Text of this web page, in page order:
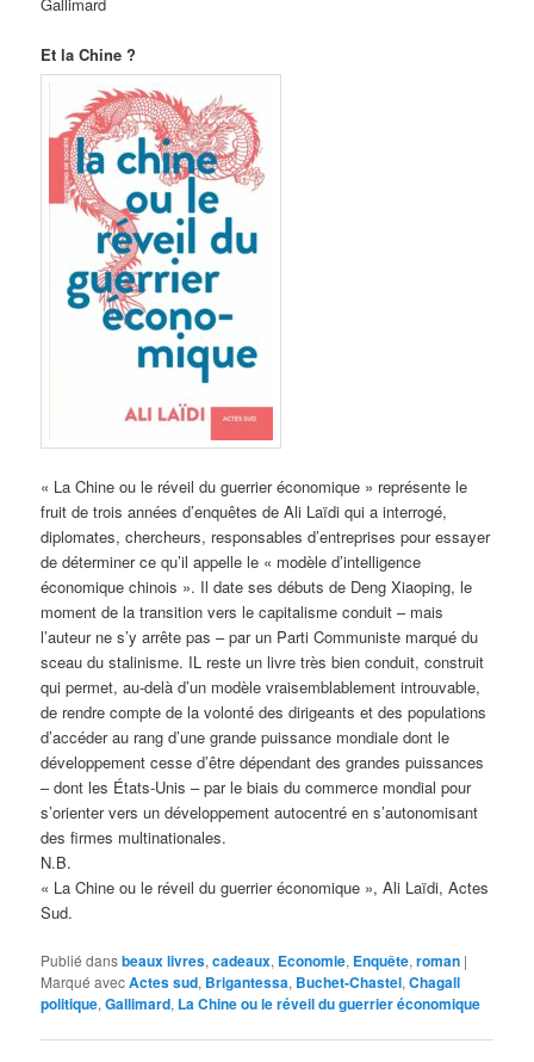
Et la Chine ?
« La Chine ou le réveil du guerrier économique » représente le
fruit de trois années d’enquêtes de Ali Laïdi qui a interrogé,
diplomates, chercheurs, responsables d’entreprises pour essayer
de déterminer ce qu’il appelle le « modèle d’intelligence
économique chinois ». Il date ses débuts de Deng Xiaoping, le
moment de la transition vers le capitalisme conduit – mais
l’auteur ne s’y arrête pas – par un Parti Communiste marqué du
sceau du stalinisme. IL reste un livre très bien conduit, construit
qui permet, au-delà d’un modèle vraisemblablement introuvable,
de rendre compte de la volonté des dirigeants et des populations
d’accéder au rang d’une grande puissance mondiale dont le
développement cesse d’être dépendant des grandes puissances
– dont les États-Unis – par le biais du commerce mondial pour
s’orienter vers un développement autocentré en s’autonomisant
des firmes multinationales.
N.B.
« La Chine ou le réveil du guerrier économique », Ali Laïdi, Actes
Sud.
Publié dansbeaux livres,cadeaux, Economie, Enquête,roman |
Marqué avecActes sud, Brigantessa, Buchet-Chastel,Chagall
politique,Gallimard, La Chine ou le réveil du guerrier économique